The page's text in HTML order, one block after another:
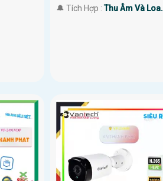
️🔔 Tích Hợp :Thu Âm Và Loa.